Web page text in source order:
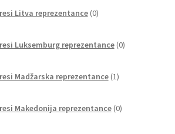
Litva reprezentance 0izdelkov
Luksemburg reprezentance 0izdelkov
Madžarska reprezentance 1izdelek
Makedonija reprezentance 0izdelkov